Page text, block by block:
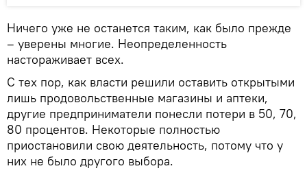
Ничего уже не останется таким, как было прежде
– уверены многие. Неопределенность
настораживает всех.
С тех пор, как власти решили оставить открытыми
лишь продовольственные магазины и аптеки,
другие предприниматели понесли потери в 50, 70,
80 процентов. Некоторые полностью
приостановили свою деятельность, потому что у
них не было другого выбора.